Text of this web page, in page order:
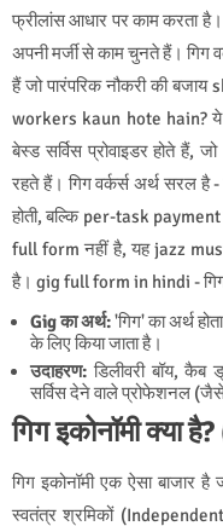
फ्रीलांस आधार पर काम करता
अपनी मर्जी से काम चुनते हैं।
हैं जो पारंपरिक नौकरी की
workers kaun hote hain? ये
बेस्ड सर्विस प्रोवाइडर होते
रहते हैं। गिग वर्कर्स अर्थ सरल
होती, बल्कि per-task
full form नहीं है, यह jazz
है। gig full form in hindi -
Gig का अर्थ:'गिग' का अर्थ
के लिए किया जाता है।
उदाहरण: डिलीवरी बॉय,
सर्विस देने वाले प्रोफेशनल (जैसे
गिग इकोनॉमी क्या
गिग इकोनॉमी एक ऐसा बाजार है
स्वतंत्र श्रमिकों